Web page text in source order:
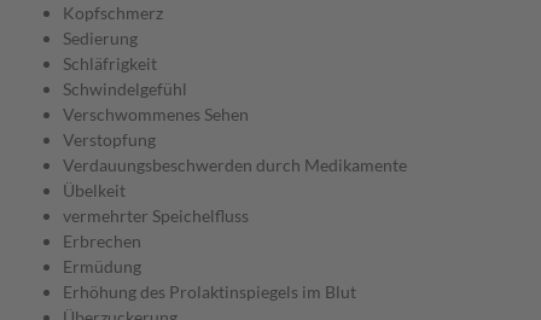
Kopfschmerz
Sedierung
Schläfrigkeit
Schwindelgefühl
Verschwommenes Sehen
Verstopfung
Verdauungsbeschwerden durch Medikamente
Übelkeit
vermehrter Speichelfluss
Erbrechen
Ermüdung
Erhöhung des Prolaktinspiegels im Blut